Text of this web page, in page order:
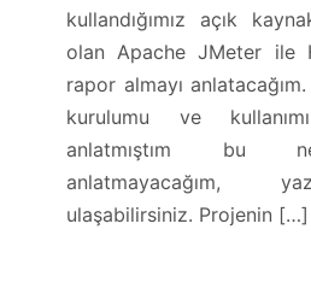
kullandığımız açık
olan Apache JMeter ile
rapor almayı
kurulumu ve
anlatmıştım bu
anlatmayacağım,
ulaşabilirsiniz. Projenin […]